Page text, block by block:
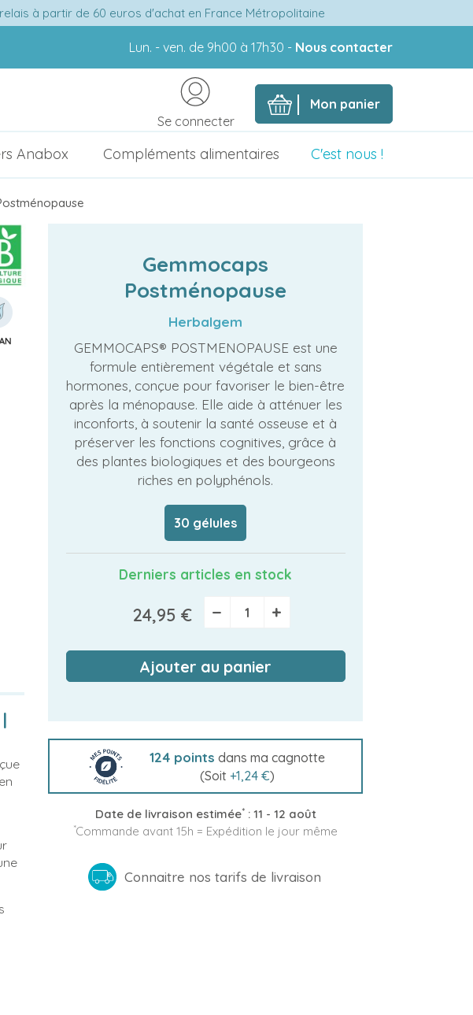
à partir de 60 euros d'achat en France Métropolitaine
Lun. - ven. de 9h00 à 17h30 - Nous contacter
Mon panier
Se connecter
Anabox Compléments alimentaires C'est nous !
Gemmocaps
Postménopause
Herbalgem
GEMMOCAPS® POSTMENOPAUSE est une
formule entièrement végétale et sans
hormones, conçue pour favoriser le bien-être
après la ménopause. Elle aide à atténuer les
inconforts, à soutenir la santé osseuse et à
préserver les fonctions cognitives, grâce à
des plantes biologiques et des bourgeons
riches en polyphénols.
30 gélules
Derniers articles en stock
24,95 € − +
Ajouter au panier
124 points dans ma cagnotte
(Soit +1,24 €)
Date de livraison estimée*: 11 - 12 août
*Commande avant 15h = Expédition le jour même
Connaitre nos tarifs de livraison